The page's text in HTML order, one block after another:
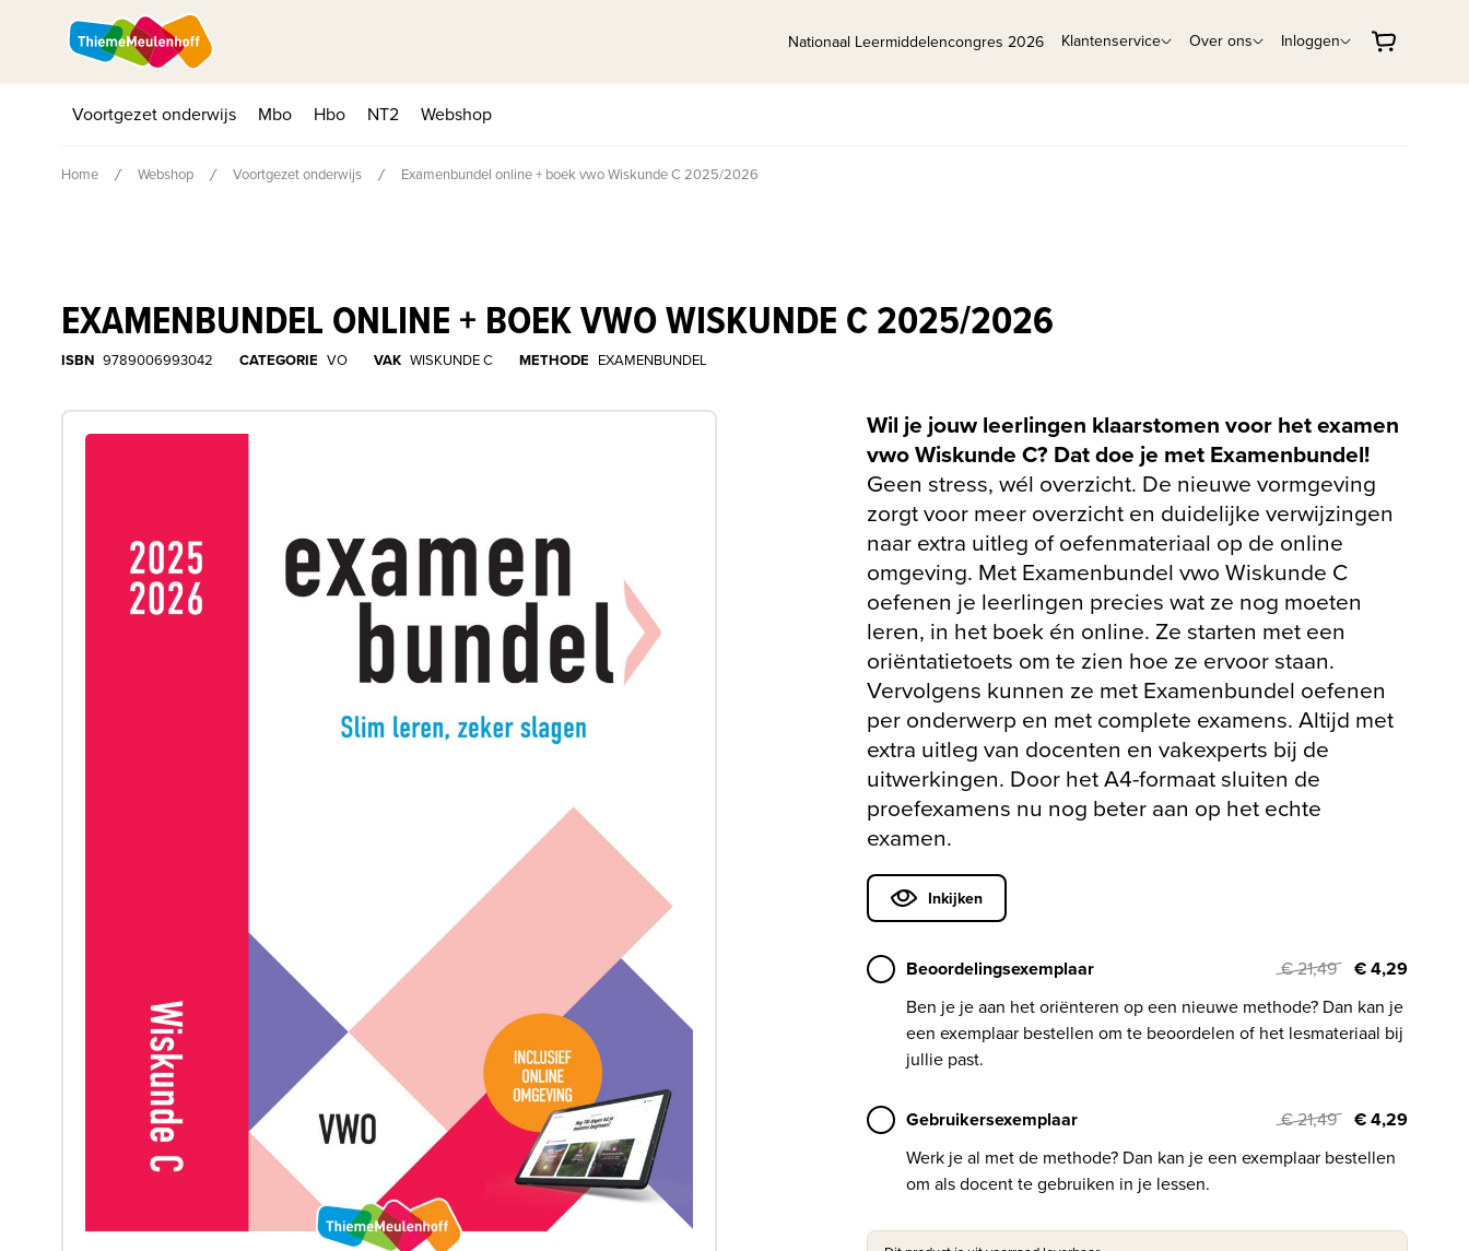
Nationaal Leermiddelencongres 2026 Klantenservice Over ons Inloggen
Voortgezet onderwijs Mbo Hbo NT2 Webshop
Home Webshop Voortgezet onderwijs Examenbundel online + boek vwo Wiskunde C 2025/2026
EXAMENBUNDEL ONLINE + BOEK VWO WISKUNDE C 2025/2026
ISBN 9789006993042 CATEGORIE VO VAK WISKUNDE C METHODE EXAMENBUNDEL
Wil je jouw leerlingen klaarstomen voor het examen
vwo Wiskunde C? Dat doe je met Examenbundel!
Geen stress, wél overzicht. De nieuwe vormgeving
zorgt voor meer overzicht en duidelijke verwijzingen
naar extra uitleg of oefenmateriaal op de online
omgeving. Met Examenbundel vwo Wiskunde C
oefenen je leerlingen precies wat ze nog moeten
leren, in het boek én online. Ze starten met een
oriëntatietoets om te zien hoe ze ervoor staan.
Vervolgens kunnen ze met Examenbundel oefenen
per onderwerp en met complete examens. Altijd met
extra uitleg van docenten en vakexperts bij de
uitwerkingen. Door het A4-formaat sluiten de
proefexamens nu nog beter aan op het echte
examen.
Inkijken
Beoordelingsexemplaar € 21,49
€ 4,29
Ben je je aan het oriënteren op een nieuwe methode? Dan kan je
een exemplaar bestellen om te beoordelen of het lesmateriaal bij
jullie past.
Gebruikersexemplaar € 21,49
€ 4,29
Werk je al met de methode? Dan kan je een exemplaar bestellen
om als docent te gebruiken in je lessen.